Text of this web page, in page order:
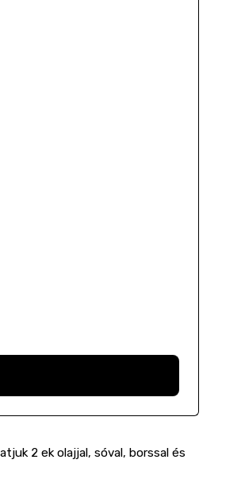
2 ek olajjal, sóval, borssal és